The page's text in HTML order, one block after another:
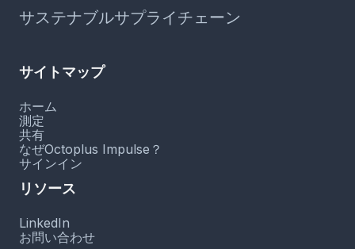
サステナブルサプライチェーン
サイトマップ
ホーム
測定
共有
なぜOctoplus Impulse？
サインイン
リソース
LinkedIn
お問い合わせ